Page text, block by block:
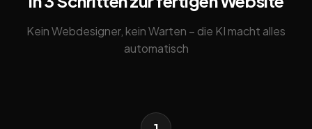
Kein Webdesigner, kein Warten – die KI macht alles
automatisch